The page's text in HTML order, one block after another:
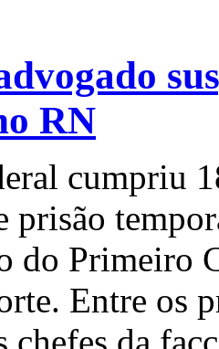
RN
cumpriu
prisão
do Primeiro
Entre os